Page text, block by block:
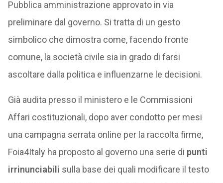
Pubblica amministrazione approvato in via
preliminare dal governo. Si tratta di un gesto
simbolico che dimostra come, facendo fronte
comune, la società civile sia in grado di farsi
ascoltare dalla politica e influenzarne le decisioni.
Già audita presso il ministero e le Commissioni
Affari costituzionali, dopo aver condotto per mesi
una campagna serrata online per la raccolta firme,
Foia4Italy ha proposto al governo una serie di punti
irrinunciabili sulla base dei quali modificare il testo